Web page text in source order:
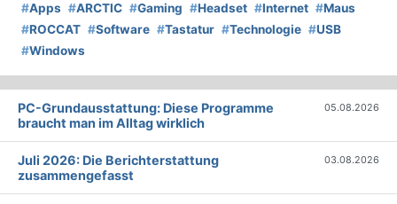
#Apps #ARCTIC #Gaming #Headset #Internet #Maus
#ROCCAT #Software #Tastatur #Technologie #USB
#Windows
PC-Grundausstattung: Diese Programme
braucht man im Alltag wirklich
05.08.2026
Juli 2026: Die Bericht­erstattung
zusammengefasst
03.08.2026